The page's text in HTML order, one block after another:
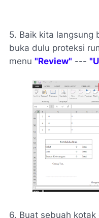
5. Baik kita langsung
buka dulu proteksi
menu "Review" ---
6. Buat sebuah